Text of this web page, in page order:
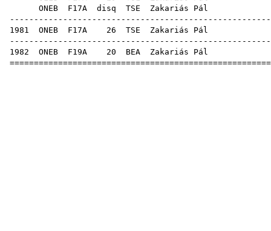
ONEB F17A disq TSE
1981 ONEB F17A 26 TSE
1982 ONEB F19A 20 BEA